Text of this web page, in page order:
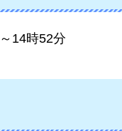
14時52分